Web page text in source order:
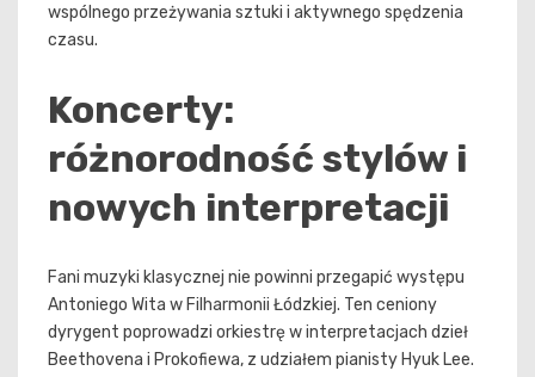
wspólnego przeżywania sztuki i aktywnego spędzenia
czasu.
Koncerty:
różnorodność stylów i
nowych interpretacji
Fani muzyki klasycznej nie powinni przegapić występu
Antoniego Wita w Filharmonii Łódzkiej. Ten ceniony
dyrygent poprowadzi orkiestrę w interpretacjach dzieł
Beethovena i Prokofiewa, z udziałem pianisty Hyuk Lee.